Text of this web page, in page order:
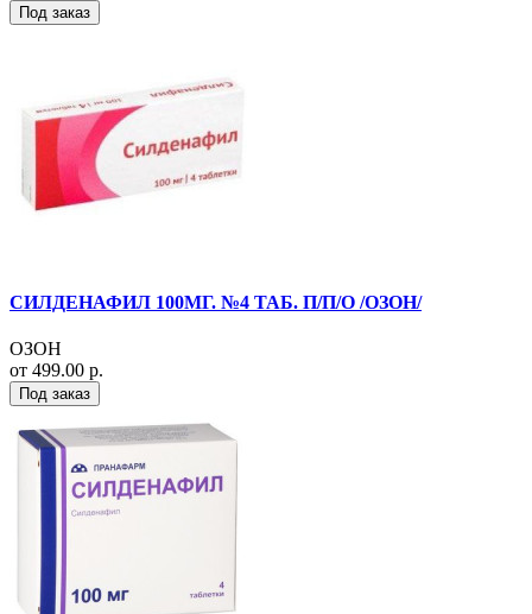
Под заказ
СИЛДЕНАФИЛ 100МГ. №4 ТАБ. П/П/О /ОЗОН/
ОЗОН
от 499.00 р.
Под заказ